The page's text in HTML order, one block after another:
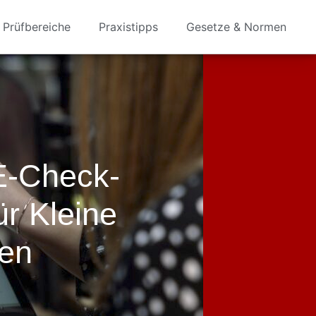
Prüfbereiche Praxistipps Gesetze & Normen
Check-
Kleine